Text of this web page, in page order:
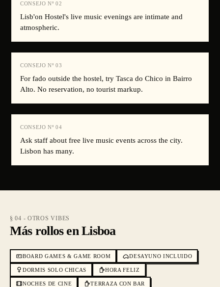
CONSEJO Nº 02
Lisb'on Hostel's live music evenings are intimate and
atmospheric.
CONSEJO Nº 03
For fado outside the hostel, try Tasca do Chico in Bairro
Alto. No reservation, no tourist markup.
CONSEJO Nº 04
Ask staff about free live music events across the city.
Lisbon has many.
§ 04 - OTROS VIBES
Más rollos en Lisboa
BOARD GAMES & GAME ROOM DESAYUNO INCLUIDO
DORMIS SOLO CHICAS HORA FELIZ
NOCHES DE CINE TERRAZA CON BAR